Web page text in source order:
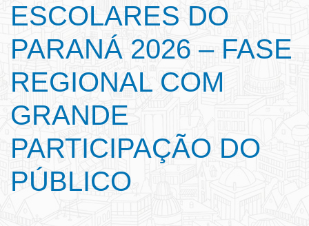
ESCOLARES DO
PARANÁ 2026 – FASE
REGIONAL COM
GRANDE
PARTICIPAÇÃO DO
PÚBLICO